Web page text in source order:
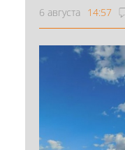
6 августа 14:57